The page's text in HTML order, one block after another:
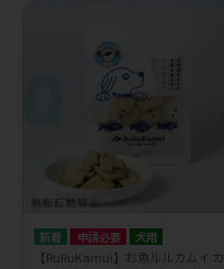
申請必要 犬用
【RuRuKamui】お魚ルルカムイ カ